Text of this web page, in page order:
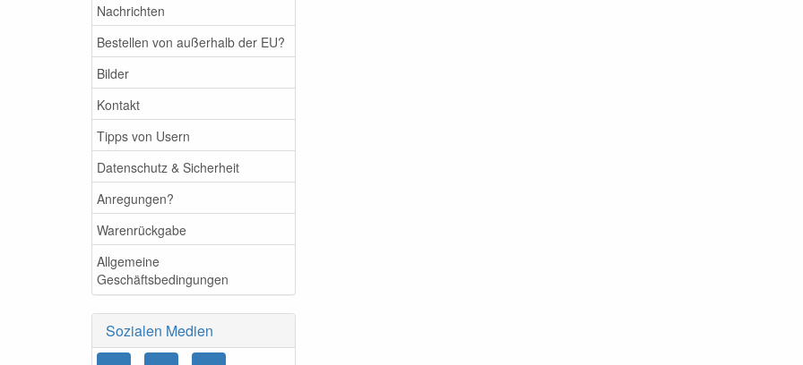
Nachrichten
Bestellen von außerhalb der EU?
Bilder
Kontakt
Tipps von Usern
Datenschutz & Sicherheit
Anregungen?
Warenrückgabe
Allgemeine
Geschäftsbedingungen
Sozialen Medien